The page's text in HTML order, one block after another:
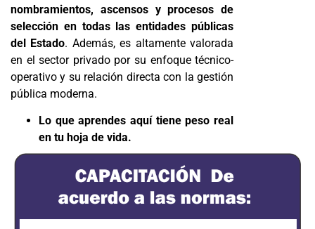
nombramientos, ascensos y procesos de
selección en todas las entidades públicas
del Estado. Además, es altamente valorada
en el sector privado por su enfoque técnico-
operativo y su relación directa con la gestión
pública moderna.
Lo que aprendes aquí tiene peso real
en tu hoja de vida.